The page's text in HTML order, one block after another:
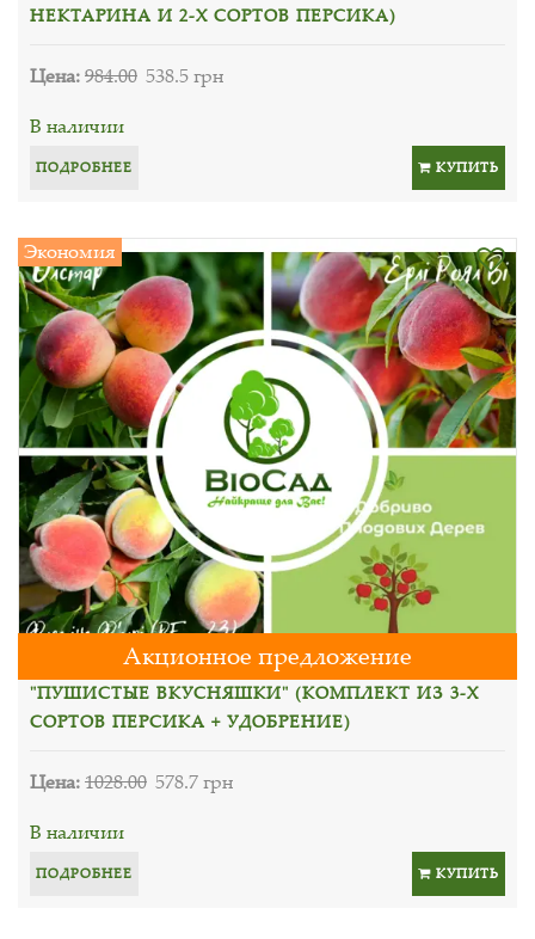
НЕКТАРИНА И 2-Х СОРТОВ ПЕРСИКА)
Цена:984.00 538.5 грн
В наличии
ПОДРОБНЕЕ КУПИТЬ
Экономия
Акционное предложение
"ПУШИСТЫЕ ВКУСНЯШКИ" (КОМПЛЕКТ ИЗ 3-Х
СОРТОВ ПЕРСИКА + УДОБРЕНИЕ)
Цена:1028.00 578.7 грн
В наличии
ПОДРОБНЕЕ КУПИТЬ